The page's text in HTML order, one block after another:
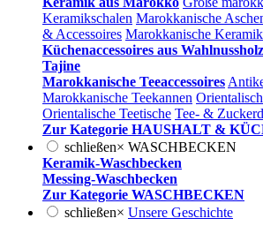
Keramikschalen Marokkanische
& Accessoires Marokkanische
Küchenaccessoires aus Wahlnussholz
Tajine
Marokkanische Teeaccessoires
Marokkanische Teekannen
Orientalische Teetische Tee- &
Zur Kategorie HAUSHALT &
schließen× WASCHBECKEN
Keramik-Waschbecken
Messing-Waschbecken
Zur Kategorie WASCHBECKEN
schließen× Unsere Geschichte